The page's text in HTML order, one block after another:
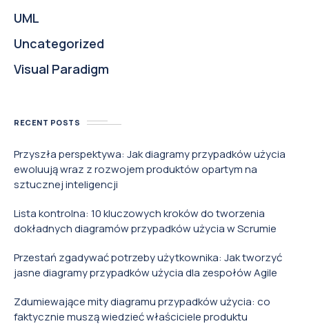
UML
Uncategorized
Visual Paradigm
RECENT POSTS
Przyszła perspektywa: Jak diagramy przypadków użycia
ewoluują wraz z rozwojem produktów opartym na
sztucznej inteligencji
Lista kontrolna: 10 kluczowych kroków do tworzenia
dokładnych diagramów przypadków użycia w Scrumie
Przestań zgadywać potrzeby użytkownika: Jak tworzyć
jasne diagramy przypadków użycia dla zespołów Agile
Zdumiewające mity diagramu przypadków użycia: co
faktycznie muszą wiedzieć właściciele produktu